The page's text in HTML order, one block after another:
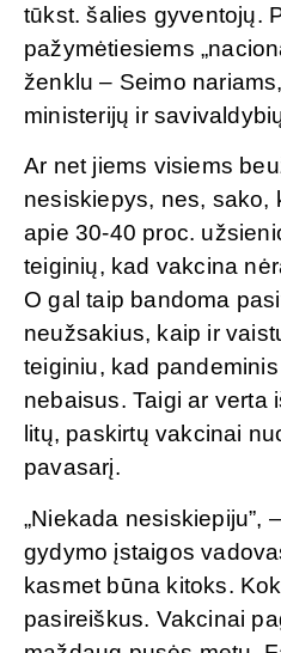
tūkst. šalies gyventojų.
pažymėtiesiems
ženklu – Seimo
ministerijų ir
Ar net jiems visiems
nesiskiepys, nes, sako,
apie 30-40 proc.
teiginių, kad vakcina
O gal taip bandoma
neužsakius, kaip ir
teiginiu, kad
nebaisus. Taigi ar verta
litų, paskirtų vakcinai
pavasarį.
„Niekada nesiskiepiju”,
gydymo įstaigos
kasmet būna kitoks.
pasireiškus. Vakcinai